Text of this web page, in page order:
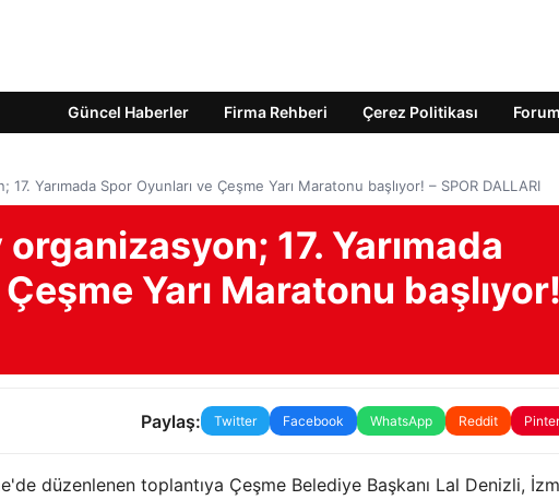
Güncel Haberler Firma Rehberi Çerez Politikası Forum
Yarımada Spor Oyunları ve Çeşme Yarı Maratonu başlıyor! – SPOR DALLARI
17. Yarımada
Yarı Maratonu
Paylaş: Twitter Facebook WhatsApp Reddit
düzenlenen toplantıya Çeşme Belediye Başkanı Lal Denizli,